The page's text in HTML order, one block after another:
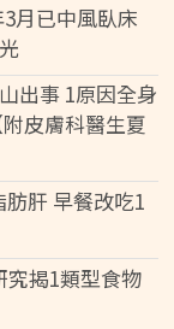
月已中風臥床
出事 1原因全身
皮膚科醫生夏
肝 早餐改吃1
揭1類型食物